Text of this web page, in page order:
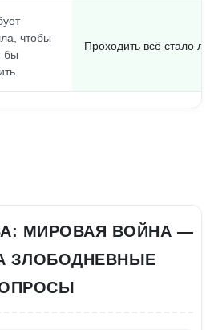
чтобы
бы
Проходить всё стало
МИРОВАЯ ВОЙНА —
ЗЛОБОДНЕВНЫЕ